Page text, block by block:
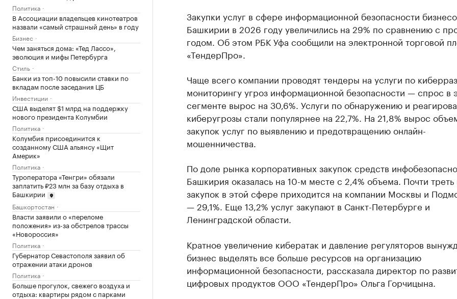
Политика
В Ассоциации владельцев кинотеатров
назвали «самый страшный день» в году
Бизнес
Чем заняться дома: «Тед Лассо»,
эволюция и мифы Петербурга
Стиль
Банки из топ-10 повысили ставки по
вкладам после заседания ЦБ
Инвестиции
США выделят $1 млрд на поддержку
нового президента Колумбии
Политика
Колумбия присоединится к
созданному США альянсу «Щит
Америк»
Политика
Туроператора «Тенгри» обязали
заплатить ₽23 млн за базу отдыха в
Башкирии
Башкортостан
Власти заявили о «переломе
положения» из-за обстрелов трассы
«Новороссия»
Политика
Губернатор Севастополя заявил об
отражении атаки дронов
Политика
Больше прогулок, свежего воздуха и
отдыха: квартиры рядом с парками
Закупки услуг в сфере информационной безопасности
Башкирии в 2026 году увеличились на 29% по сравнению с
годом. Об этом РБК Уфа сообщили на электронной торговой
«ТендерПро».
Чаще всего компании проводят тендеры на услуги по
мониторингу угроз информационной безопасности — спрос в
сегменте вырос на 30,6%. Услуги по обнаружению и
киберугрозы стали популярнее на 22,7%. На 21,8% вырос
закупок услуг по выявлению и предотвращению онлайн-
мошенничества.
По доле рынка корпоративных закупок средств
Башкирия оказалась на 10-м месте с 2,4% объема. Почти треть
закупок в этой сфере приходится на компании Москвы и
— 29,1%. Еще 13,2% услуг закупают в Санкт-Петербурге и
Ленинградской области.
Кратное увеличение кибератак и давление регуляторов
бизнес выделять все больше ресурсов на организацию
информационной безопасности, рассказала директор по
цифровых продуктов ООО «ТендерПро» Ольга Горчицына.